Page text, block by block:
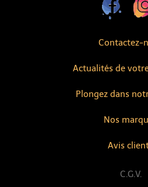
Contactez-
Actualités de
Avis
Nos
Plongez dans
C.G.V.